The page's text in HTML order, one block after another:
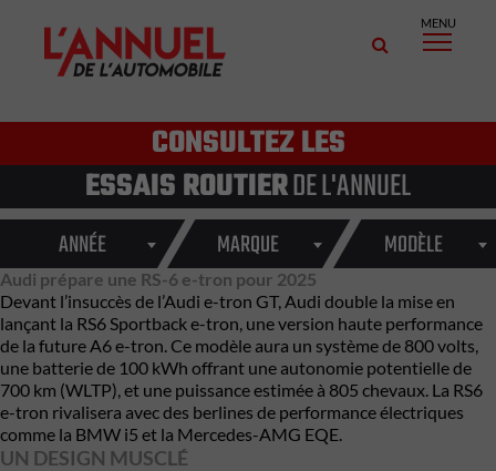
MENU
CONSULTEZ LES
ESSAIS ROUTIERDE L'ANNUEL
ANNÉE MARQUE MODÈLE
Audi prépare une RS-6 e-tron pour 2025
Devant l’insuccès de l’Audi e-tron GT, Audi double la mise en
lançant la RS6 Sportback e-tron, une version haute performance
de la future A6 e-tron. Ce modèle aura un système de 800 volts,
une batterie de 100 kWh offrant une autonomie potentielle de
700 km (WLTP), et une puissance estimée à 805 chevaux. La RS6
e-tron rivalisera avec des berlines de performance électriques
comme la BMW i5 et la Mercedes-AMG EQE.
UN DESIGN MUSCLÉ